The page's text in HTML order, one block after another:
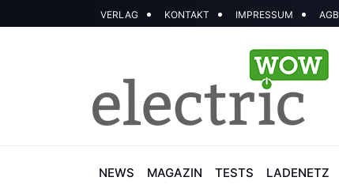
VERLAG KONTAKT IMPRESSUM AGB
NEWS MAGAZIN TESTS LADENETZ